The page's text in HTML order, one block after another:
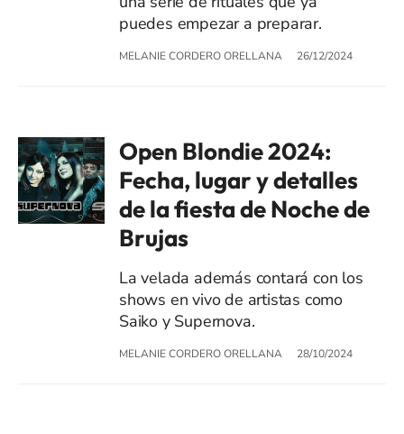
puedes empezar a preparar.
MELANIE CORDERO ORELLANA 26/12/2024
Open Blondie 2024:
Fecha, lugar y detalles
de la fiesta de Noche de
Brujas
La velada además contará con los
shows en vivo de artistas como
Saiko y Supernova.
MELANIE CORDERO ORELLANA 28/10/2024